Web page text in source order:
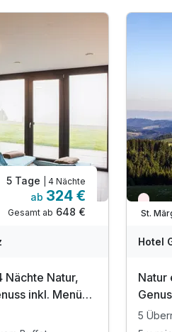
5 Tage | 4 Nächte
ab 324 €
Gesamt ab 648 €
Nächte Natur,
inkl. Menü
Nur
Hotel
Natur
5